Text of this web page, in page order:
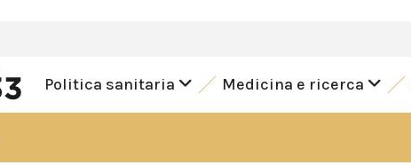
Politica sanitaria Medicina e ricerca